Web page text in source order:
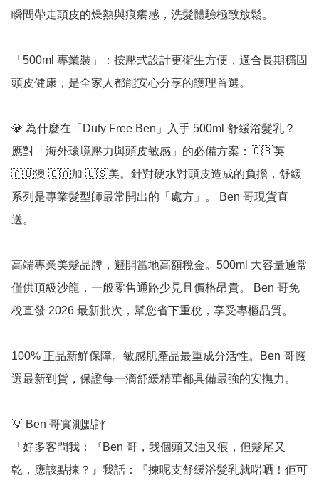
瞬間帶走頭皮的燥熱與痕癢感，洗髮體驗極致放鬆。
「500ml 專業裝」：按壓式設計更衛生方便，適合長期穩固
頭皮健康，是全家人都能安心分享的護理首選。
💎 為什麼在「Duty Free Ben」入手 500ml 舒緩浴髮乳？
應對「海外環境壓力與頭皮敏感」的必備方案：🇬🇧英
🇦🇺澳 🇨🇦加 🇺🇸美。針對硬水對頭皮造成的負擔，舒緩
系列是專業髮型師最常開出的「處方」。 Ben 哥現貨直
送。
高端專業美髮品牌，避開當地高額稅金。500ml 大容量通常
僅供頂級沙龍，一般零售通路少見且價格昂貴。 Ben 哥免
稅直發 2026 最新批次，幫您省下重稅，享受專櫃品質。
100% 正品新鮮保障。敏感肌產品最重成分活性。Ben 哥嚴
選最新到貨，保證每一滴舒緩精華都具備最強的安撫力。
💡 Ben 哥實測點評
「好多客問我：『Ben 哥，我個頭又油又痕，但髮尾又
乾，應該點揀？』我話：『揀呢支舒緩浴髮乳就啱晒！佢可